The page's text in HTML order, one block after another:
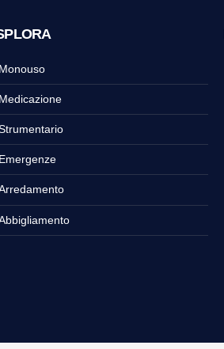
Monouso
Medicazione
Emergenze